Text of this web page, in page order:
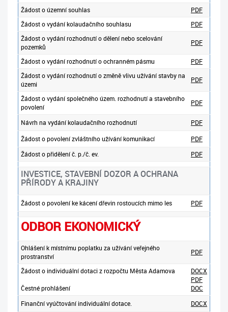
Žádost o územní souhlas
PDF
Žádost o vydání kolaudačního souhlasu
PDF
Žádost o vydání rozhodnutí o dělení nebo scelování
pozemků
PDF
Žádost o vydání rozhodnutí o ochranném pásmu
PDF
Žádost o vydání rozhodnutí o změně vlivu užívání stavby na
územi
PDF
Žádost o vydání společného územ. rozhodnutí a stavebního
povolení
PDF
Návrh na vydání kolaudačního rozhodnutí
PDF
Žádost o povolení zvláštního užívání komunikací
PDF
Žádost o přidělení č. p./č. ev.
PDF
INVESTICE, STAVEBNÍ DOZOR A OCHRANA
PŘÍRODY A KRAJINY
Žádost o povolení ke kácení dřevin rostoucích mimo les PDF
ODBOR EKONOMICKÝ
Ohlášení k místnímu poplatku za užívání veřejného
prostranství
PDF
Žádost o individuální dotaci z rozpočtu Města Adamova
Čestné prohlášení
DOCX
PDF
DOC
Finanční vyúčtování individuální dotace.
DOCX